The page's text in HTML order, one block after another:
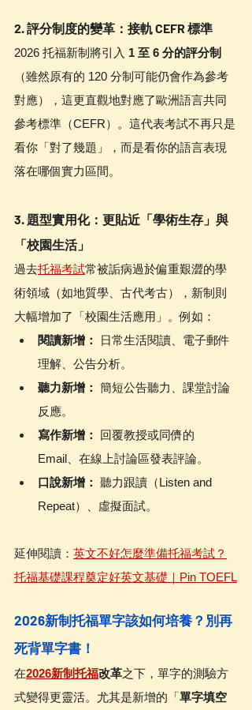
2. 評分制度的變革：接軌 CEFR 標準
2026 托福新制將引入 1 至 6 分的評分制
（雖然原有的 120 分制可能仍會作為參考
對應），這更直觀地對應了歐洲語言共同
參考標準（CEFR）。這代表考試不再只是
看你「對了幾題」，而是看你的語言表現
落在哪個實力區間。
3. 題型實用化：更貼近「學術生存」與
「校園生活」
過去托福考試常被詬病過於偏重艱澀的學
術領域（如地質學、古代考古），新制則
大幅增加了「校園生活應用」。例如：
閱讀新增：
日常生活閱讀、電子郵件
理解、公告分析。
聽力新增： 簡短公告聽力、課堂討論
反應。
寫作新增：
回覆教授或同儕的
Email、在線上討論區發表評論。
口說新增： 聽力跟讀（Listen and
Repeat）、虛擬面試。
延伸閱讀： 英文不好怎麼準備托福考試？
托福基礎課程奠定好英文基礎｜Pin TOEFL
2026新制托福單字該如何培養？別再
死背單字書！
在2026新制托福改革之下，單字的測驗方
式變得更靈活。尤其是新增的「單字填空